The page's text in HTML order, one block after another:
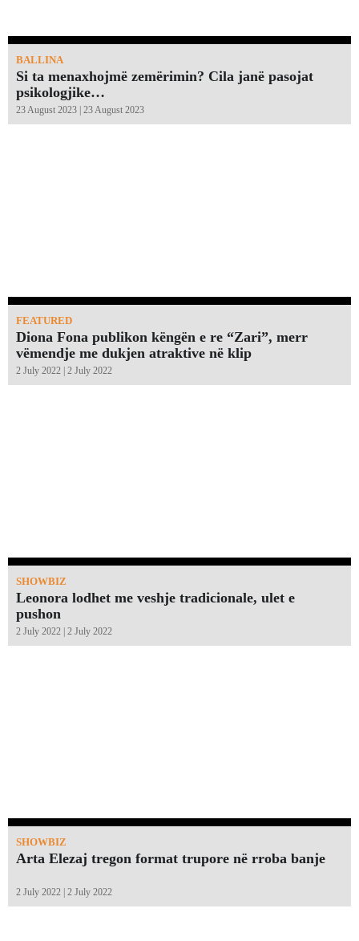
BALLINA
Si ta menaxhojmë zemërimin? Cila janë pasojat
psikologjike…
23 August 2023 | 23 August 2023
FEATURED
Diona Fona publikon këngën e re “Zari”, merr
vëmendje me dukjen atraktive në klip
2 July 2022 | 2 July 2022
SHOWBIZ
Leonora lodhet me veshje tradicionale, ulet e
pushon
2 July 2022 | 2 July 2022
SHOWBIZ
Arta Elezaj tregon format trupore në rroba banje
2 July 2022 | 2 July 2022